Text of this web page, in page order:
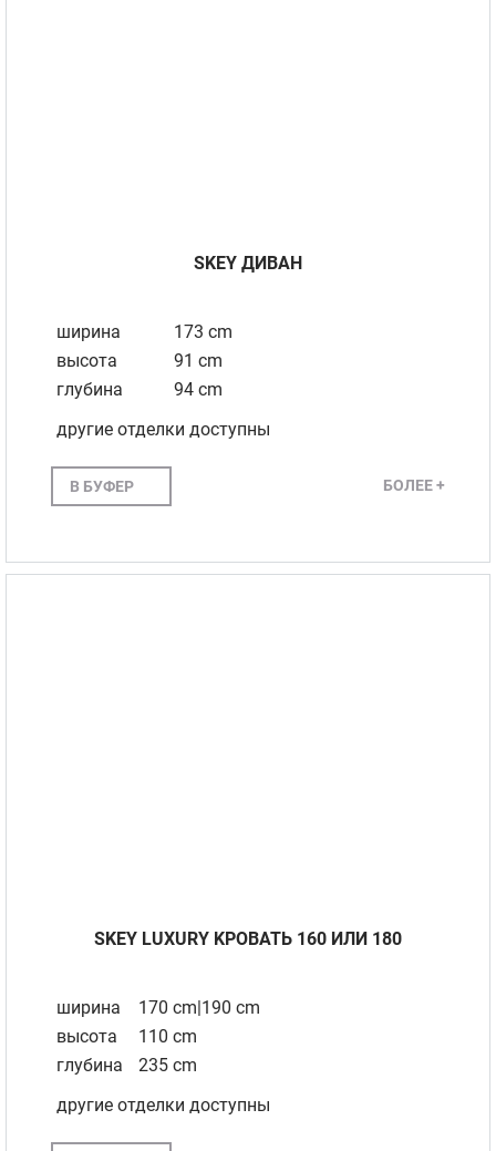
SKEY ДИВАН
ширина
173 cm
высота
91 cm
глубина
94 cm
другие отделки доступны
В БУФЕР БОЛЕЕ +
SKEY LUXURY KРОВАТЬ 160 ИЛИ 180
ширина
170 cm|190 cm
высота
110 cm
глубина
235 cm
другие отделки доступны